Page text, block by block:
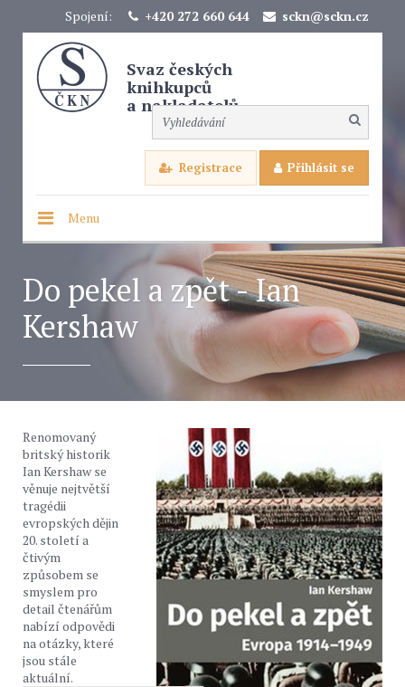
Spojení: +420 272 660 644 sckn@sckn.cz
Svaz českých
knihkupců
a nakladatelů
Registrace Přihlásit se
Menu
Do pekel a zpět - Ian
Kershaw
Renomovaný
britský historik
Ian Kershaw se
věnuje nejtvětší
tragédii
evropských dějin
20. století a
čtivým
způsobem se
smyslem pro
detail čtenářům
nabízí odpovědi
na otázky, které
jsou stále
aktuální.